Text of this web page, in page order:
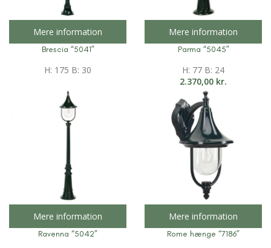
Mere information
Brescia “5041”
H: 175 B: 30
Mere information
Parma “5045”
H: 77 B: 24
2.370,00 kr.
Mere information
Ravenna “5042”
Mere information
Rome hænge “7186”